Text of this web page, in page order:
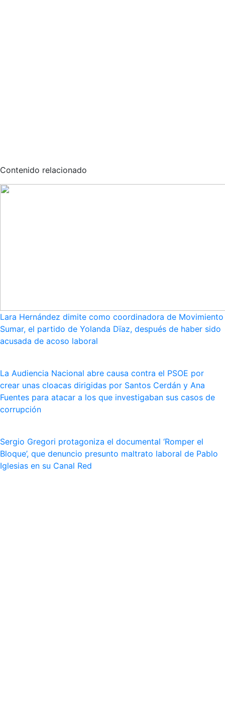
Contenido relacionado
Lara Hernández dimite como coordinadora de Movimiento
Sumar, el partido de Yolanda Dïaz, después de haber sido
acusada de acoso laboral
La Audiencia Nacional abre causa contra el PSOE por
crear unas cloacas dirigidas por Santos Cerdán y Ana
Fuentes para atacar a los que investigaban sus casos de
corrupción
Sergio Gregori protagoniza el documental ‘Romper el
Bloque’, que denuncio presunto maltrato laboral de Pablo
Iglesias en su Canal Red